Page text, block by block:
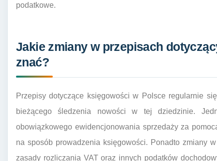
podatkowe.
Jakie zmiany w przepisach
znać?
Przepisy dotyczące księgowości w Polsce regularnie
bieżącego śledzenia nowości w tej dziedzinie.
obowiązkowego ewidencjonowania sprzedaży za
na sposób prowadzenia księgowości. Ponadto zmiany
zasady rozliczania VAT oraz innych podatków